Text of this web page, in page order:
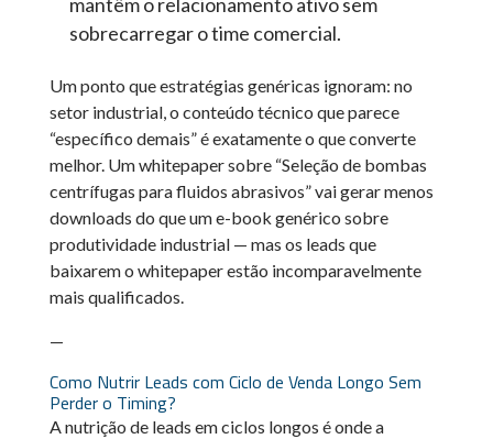
sobrecarregar o time comercial.
Um ponto que estratégias genéricas ignoram: no
setor industrial, o conteúdo técnico que parece
“específico demais” é exatamente o que converte
melhor. Um whitepaper sobre “Seleção de bombas
centrífugas para fluidos abrasivos” vai gerar menos
downloads do que um e-book genérico sobre
produtividade industrial — mas os leads que
baixarem o whitepaper estão incomparavelmente
mais qualificados.
—
Como Nutrir Leads com Ciclo de Venda Longo Sem
Perder o Timing?
A nutrição de leads em ciclos longos é onde a